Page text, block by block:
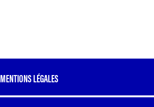
MENTIONS LÉGALES